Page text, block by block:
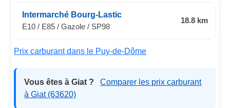
Intermarché Bourg-Lastic
E10 / E85 / Gazole / SP98
18.8 km
Prix carburant dans le Puy-de-Dôme
Vous êtes à Giat ?
Comparer les prix carburant
à Giat (63620)